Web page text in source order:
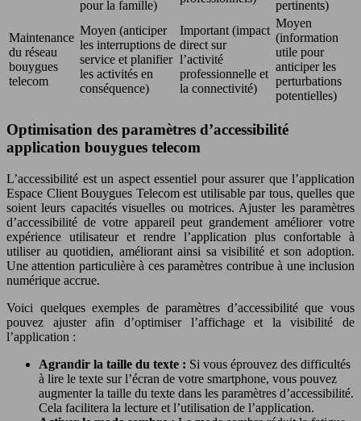
pour la famille)
pertinents)
Maintenance
du réseau
bouygues
telecom
Moyen (anticiper
les interruptions de
service et planifier
les activités en
conséquence)
Important (impact
direct sur
l’activité
professionnelle et
la connectivité)
Moyen
(information
utile pour
anticiper les
perturbations
potentielles)
Optimisation des paramètres d’accessibilité
application bouygues telecom
L’accessibilité est un aspect essentiel pour assurer que l’application
Espace Client Bouygues Telecom est utilisable par tous, quelles que
soient leurs capacités visuelles ou motrices. Ajuster les paramètres
d’accessibilité de votre appareil peut grandement améliorer votre
expérience utilisateur et rendre l’application plus confortable à
utiliser au quotidien, améliorant ainsi sa visibilité et son adoption.
Une attention particulière à ces paramètres contribue à une inclusion
numérique accrue.
Voici quelques exemples de paramètres d’accessibilité que vous
pouvez ajuster afin d’optimiser l’affichage et la visibilité de
l’application :
Agrandir la taille du texte : Si vous éprouvez des difficultés
à lire le texte sur l’écran de votre smartphone, vous pouvez
augmenter la taille du texte dans les paramètres d’accessibilité.
Cela facilitera la lecture et l’utilisation de l’application.